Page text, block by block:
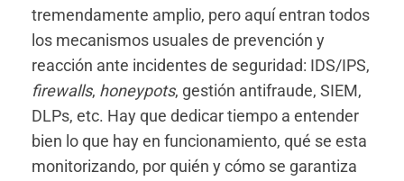
tremendamente amplio, pero aquí entran todos
los mecanismos usuales de prevención y
reacción ante incidentes de seguridad: IDS/IPS,
firewalls, honeypots, gestión antifraude, SIEM,
DLPs, etc. Hay que dedicar tiempo a entender
bien lo que hay en funcionamiento, qué se esta
monitorizando, por quién y cómo se garantiza